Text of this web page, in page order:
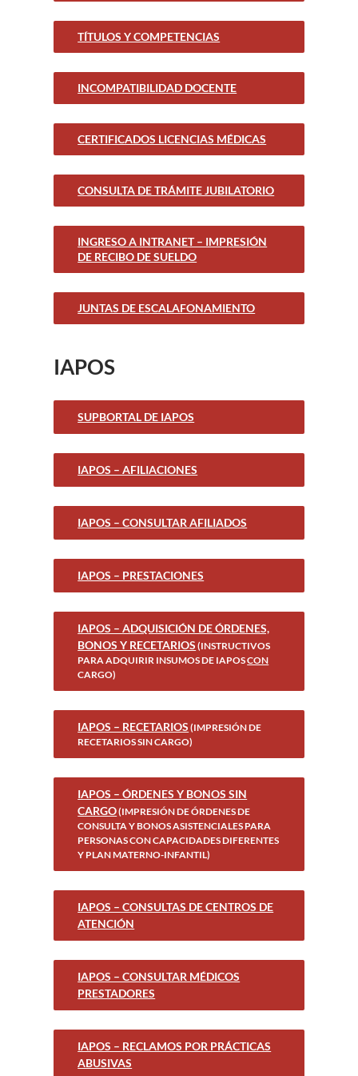
TÍTULOS Y COMPETENCIAS
INCOMPATIBILIDAD DOCENTE
CERTIFICADOS LICENCIAS MÉDICAS
CONSULTA DE TRÁMITE JUBILATORIO
INGRESO A INTRANET – IMPRESIÓN
DE RECIBO DE SUELDO
JUNTAS DE ESCALAFONAMIENTO
IAPOS
SUPBORTAL DE IAPOS
IAPOS – AFILIACIONES
IAPOS – CONSULTAR AFILIADOS
IAPOS – PRESTACIONES
IAPOS – ADQUISICIÓN DE ÓRDENES,
BONOS Y RECETARIOS (INSTRUCTIVOS
PARA ADQUIRIR INSUMOS DE IAPOSCON
CARGO)
IAPOS – RECETARIOS (IMPRESIÓN DE
RECETARIOS SIN CARGO)
IAPOS – ÓRDENES Y BONOS SIN
CARGO(IMPRESIÓN DE ÓRDENES DE
CONSULTA Y BONOS ASISTENCIALES PARA
PERSONAS CON CAPACIDADES DIFERENTES
Y PLAN MATERNO-INFANTIL)
IAPOS – CONSULTAS DE CENTROS DE
ATENCIÓN
IAPOS – CONSULTAR MÉDICOS
PRESTADORES
IAPOS – RECLAMOS POR PRÁCTICAS
ABUSIVAS